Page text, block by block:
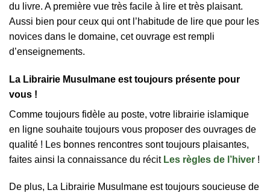
du livre. A première vue très facile à lire et très plaisant.
Aussi bien pour ceux qui ont l’habitude de lire que pour les
novices dans le domaine, cet ouvrage est rempli
d’enseignements.
La Librairie Musulmane est toujours présente pour
vous !
Comme toujours fidèle au poste, votre librairie islamique
en ligne souhaite toujours vous proposer des ouvrages de
qualité ! Les bonnes rencontres sont toujours plaisantes,
faites ainsi la connaissance du récit Les règles de l’hiver !
De plus, La Librairie Musulmane est toujours soucieuse de